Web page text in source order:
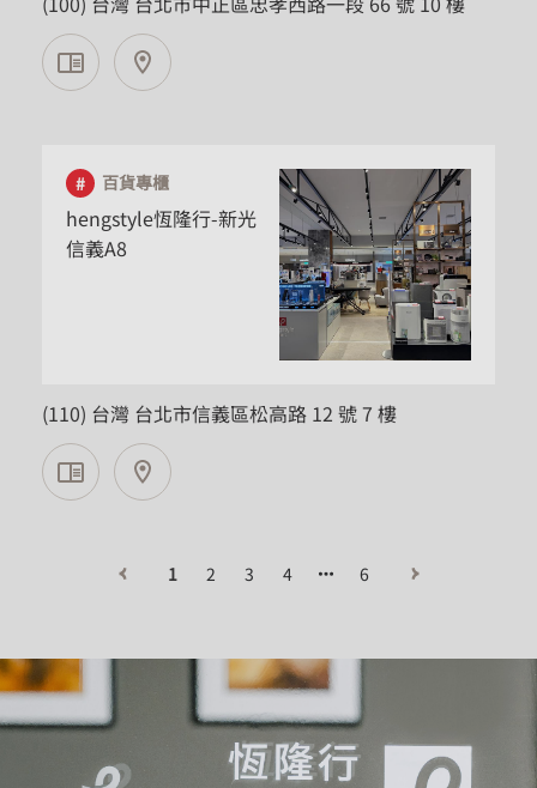
百貨專櫃
hengstyle恆隆行-新光
信義A8
(110) 台灣 台北市信義區松高路 12 號 7 樓
1 2 3 4 6